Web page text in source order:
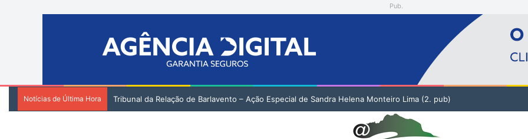
Pub.
Notícias de Última Hora Tribunal da Relação de Barlavento – Ação Especial de Sandra Helena Monteiro Lima (2. pub)